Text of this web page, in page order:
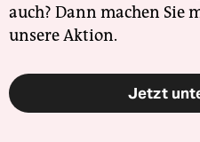
auch? Dann machen Sie
unsere Aktion.
Jetzt